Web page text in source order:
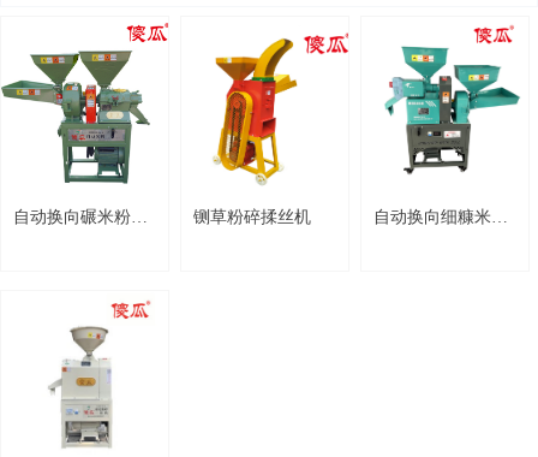
自动换向碾米粉碎组合机 铡草粉碎揉丝机 自动换向细糠米机粉筛组合机